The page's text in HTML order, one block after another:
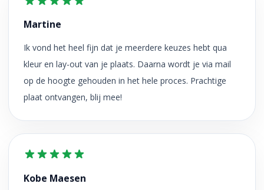
Martine
Ik vond het heel fijn dat je meerdere keuzes hebt qua
kleur en lay-out van je plaats. Daarna wordt je via mail
op de hoogte gehouden in het hele proces. Prachtige
plaat ontvangen, blij mee!
Kobe Maesen